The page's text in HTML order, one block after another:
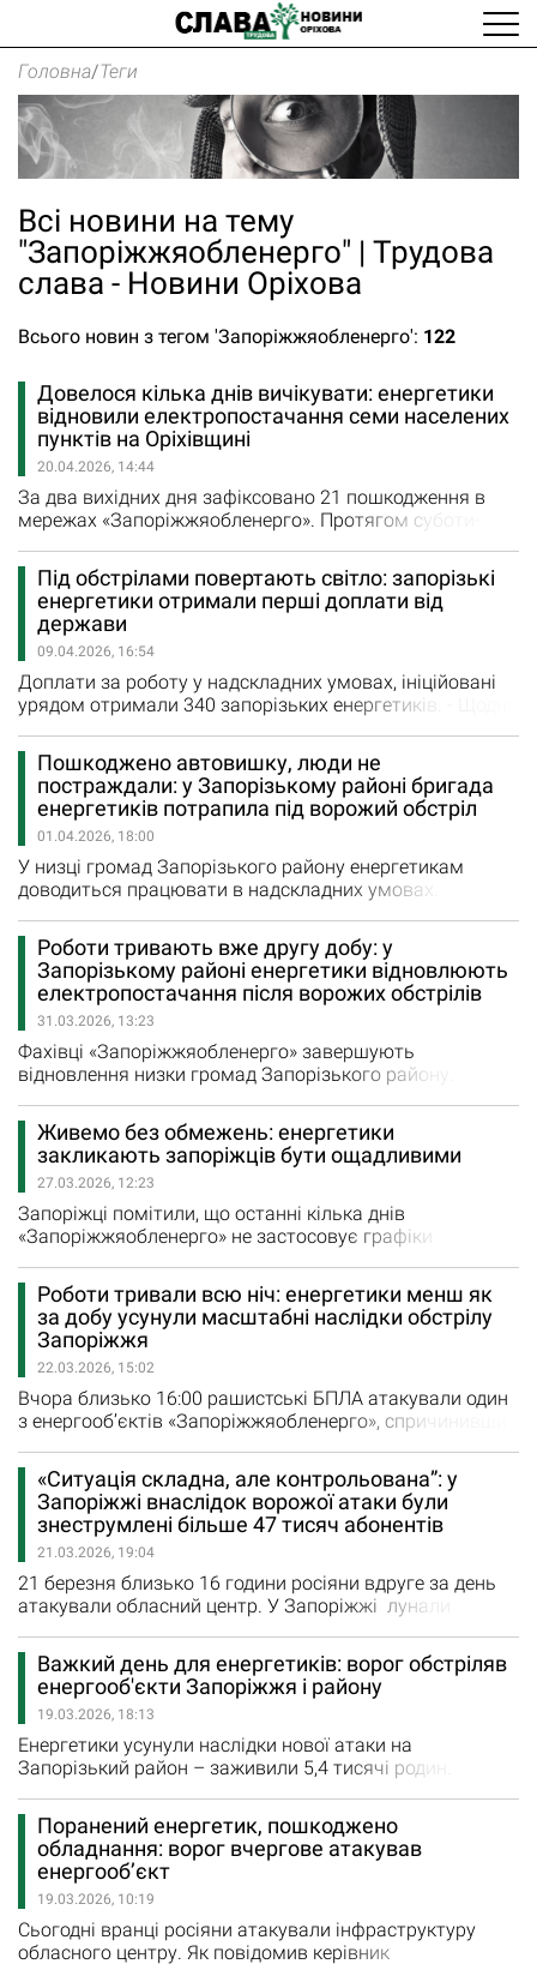
Головна/Теги
Всі новини на тему
"Запоріжжяобленерго" | Трудова
слава - Новини Оріхова
Всього новин з тегом 'Запоріжжяобленерго': 122
Довелося кілька днів вичікувати: енергетики
відновили електропостачання семи населених
пунктів на Оріхівщині
20.04.2026, 14:44
За два вихідних дня зафіксовано 21 пошкодження в
мережах «Запоріжжяобленерго». Протягом суботи-
електромереж – як спричинені новими обстрілами, так
і ті, що виникли раніше. "Для уявлення про обсяги робіт
– лише після однієї рашистської атаки нашим
бригадам довелося усувати шість…
Під обстрілами повертають світло: запорізькі
енергетики отримали перші доплати від
держави
09.04.2026, 16:54
Доплати за роботу у надскладних умовах, ініційовані
урядом отримали 340 запорізьких енергетиків. - Щодня
вчора, за інформацією Запорізької ОВА, їх зафіксовано
понад 800. Є території, де обстріли фактично не
вщухають. Та навіть на найнебезпечніших ділянках
наші бригади працюють – чітко усвідомлюючи всі
ризики,…
Пошкоджено автовишку, люди не
постраждали: у Запорізькому районі бригада
енергетиків потрапила під ворожий обстріл
01.04.2026, 18:00
У низці громад Запорізького району енергетикам
доводиться працювати в надскладних умовах.
«Запоріжжяобленерго», яка працювала над
відновленням електропостачання мешканців
Біленьківської громади, знеструмлених через чергову
ворожу атаку. - Наша бригада поверталася на базу по
завершені робіт – і була…
Роботи тривають вже другу добу: у
Запорізькому районі енергетики відновлюють
електропостачання після ворожих обстрілів
31.03.2026, 13:23
Фахівці «Запоріжжяобленерго» завершують
відновлення низки громад Запорізького району.
режимі, заживлено вже понад чверть споживачів. Як
інформує речниця АТ «Запоріжжяобленерго»
Зореслава Цупренко, поки що знеструмленими
залишаються ще близько 3 тисяч абонентів. За умов
стабільної безпекової ситуації…
Живемо без обмежень: енергетики
закликають запоріжців бути ощадливими
27.03.2026, 12:23
Запоріжці помітили, що останні кілька днів
«Запоріжжяобленерго» не застосовує графіки
подекуди застосовуються, останні кілька днів ми
живемо без обмежень, у тому числі навіть без графіків
обмеження потужності, які вводяться для підприємств.
Погода, ремонтні роботи на енергооб’єктах, сонячні дні
–…
Роботи тривали всю ніч: енергетики менш як
за добу усунули масштабні наслідки обстрілу
Запоріжжя
22.03.2026, 15:02
Вчора близько 16:00 рашистські БПЛА атакували один
з енергооб’єктів «Запоріжжяобленерго», спричинивши
низки об’єктів критичної інфраструктури. "Одразу після
ліквідації пожежі на об’єкті розпочали роботи.
Протягом години заживили близько 8 тисяч з
резервними схемами. Паралельно розпочали…
«Ситуація складна, але контрольована”: у
Запоріжжі внаслідок ворожої атаки були
знеструмлені більше 47 тисяч абонентів
21.03.2026, 19:04
21 березня близько 16 години росіяни вдруге за день
атакували обласний центр. У Запоріжжі лунали
можна було бачити з різних районів міста В будівлях
поруч з ооб“єктом критичної інфраструктури внаслідок
ворожого удару вибуховою хвилею пошкоджено вікна.
Окупанти щодня завдають клопоту енергетикам…
Важкий день для енергетиків: ворог обстріляв
енергооб'єкти Запоріжжя і району
19.03.2026, 18:13
Енергетики усунули наслідки нової атаки на
Запорізький район – заживили 5,4 тисячі родин.
Запоріжжя тривають Важкий день для енергетиків –
зранку ворог завдав удару по обласному центру, за дві
години – по громадах Запорізького району. В обох
випадках постраждала енергетична інфраструктура. -…
Поранений енергетик, пошкоджено
обладнання: ворог вчергове атакував
енергооб’єкт
19.03.2026, 10:19
Сьогодні вранці росіяни атакували інфраструктуру
обласного центру. Як повідомив керівник